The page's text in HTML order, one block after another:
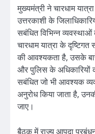
मुख्यमंत्री ने चारधाम
उत्तरकाशी के
सबंधित विभिन्न
चारधाम यात्रा के दृष्टिगत
की आवश्यकता है, उसके
और पुलिस के अधिकारियों
सबंधित जो भी आवश्यक
अनुरोध किया जाता है,
जाए।
बैठक में राज्य आपदा